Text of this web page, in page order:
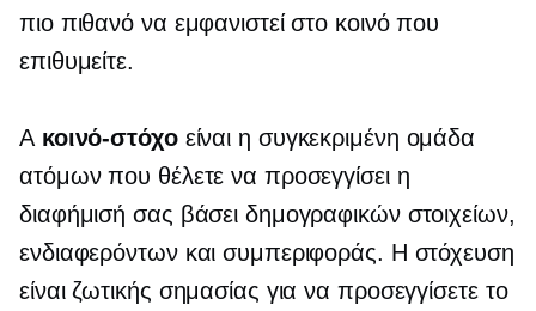
πιο πιθανό να εμφανιστεί στο κοινό που
επιθυμείτε.
A κοινό-στόχοείναι η συγκεκριμένη ομάδα
ατόμων που θέλετε να προσεγγίσει η
διαφήμισή σας βάσει δημογραφικών στοιχείων,
ενδιαφερόντων και συμπεριφοράς. Η στόχευση
είναι ζωτικής σημασίας για να προσεγγίσετε το